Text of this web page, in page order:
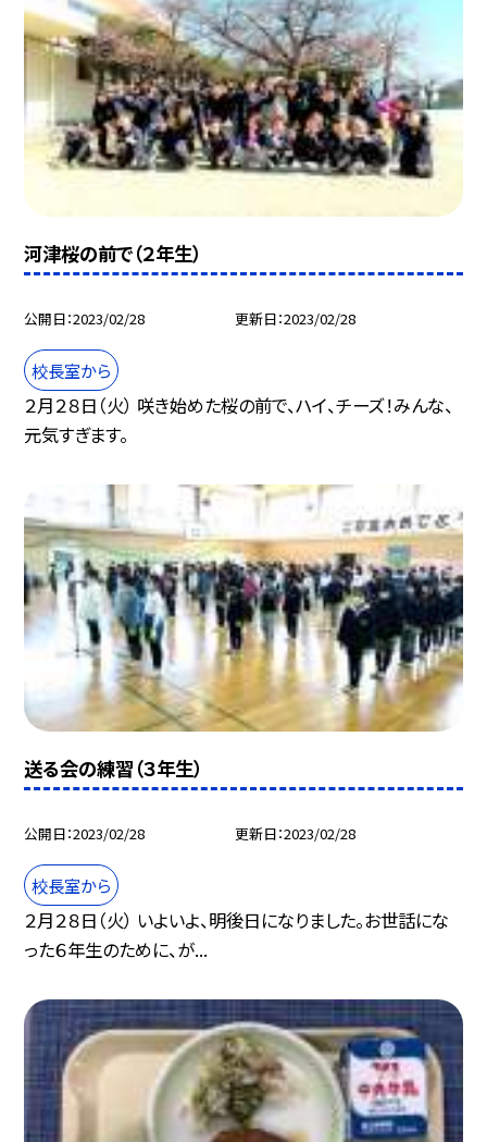
河津桜の前で（２年生）
公開日 2023/02/28 更新日 2023/02/28
校長室から
２月２８日（火） 咲き始めた桜の前で、ハイ、チーズ！みんな、
元気すぎます。
送る会の練習（３年生）
公開日 2023/02/28 更新日 2023/02/28
校長室から
２月２８日（火） いよいよ、明後日になりました。お世話にな
った６年生のために、が...